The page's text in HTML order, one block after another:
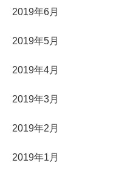
2019年6月
2019年5月
2019年4月
2019年3月
2019年2月
2019年1月